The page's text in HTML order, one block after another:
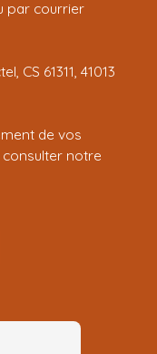
par courrier
CS 61311, 41013
de vos
notre